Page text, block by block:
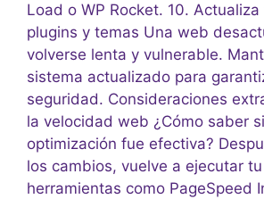
Load o WP Rocket. 10. Actualiza
plugins y temas Una web
volverse lenta y vulnerable.
sistema actualizado para
seguridad. Consideraciones
la velocidad web ¿Cómo saber
optimización fue efectiva?
los cambios, vuelve a ejecutar
herramientas como PageSpeed